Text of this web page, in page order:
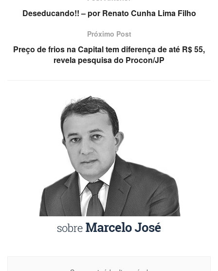
Deseducando!! – por Renato Cunha Lima Filho
Próximo Post
Preço de frios na Capital tem diferença de até R$ 55,
revela pesquisa do Procon/JP